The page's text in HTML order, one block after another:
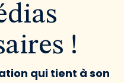
!
qui tient à son